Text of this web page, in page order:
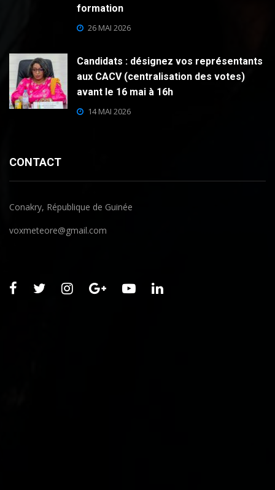
formation
26 MAI 2026
Candidats : désignez vos représentants
aux CACV (centralisation des votes)
avant le 16 mai à 16h
14 MAI 2026
CONTACT
Conakry, République de Guinée
voxmeteore@gmail.com